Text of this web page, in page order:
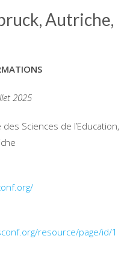
Autriche,
2025
Sciences de l’Education,
resource/page/id/1